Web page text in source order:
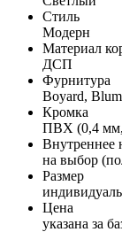
Стиль
Модерн
Материал
ДСП
Фурнитура
Boyard,
Кромка
ПВХ (0,4
Внутреннее
на выбор
Размер
Цена
указана за